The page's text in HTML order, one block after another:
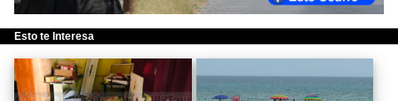
Esto te Interesa